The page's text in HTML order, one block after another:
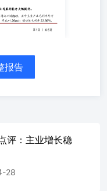
比提升带来的产品结构优
实现营业收入10.55亿元，
制动鼓等业务驱动，而利
有关。 资料来源：中原
现强劲，实现营业收入
利润1.98亿元，同比
，核心业务稳健增长，同
原吉凯恩气缸套有限公司
资收益，带动归母净利
报告
评：主业增长稳
28